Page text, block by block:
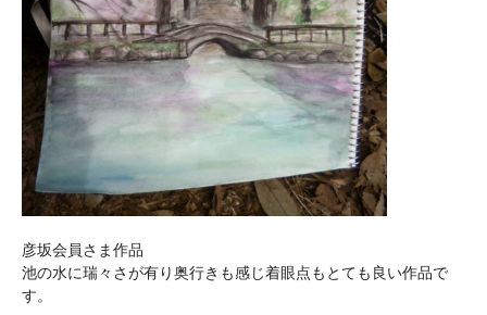
彦坂会員さま作品
池の水に瑞々さが有り奥行きも感じ着眼点もとても良い作品で
す。